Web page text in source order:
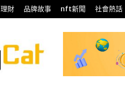
理財 品牌故事 nft新聞 社會熱話